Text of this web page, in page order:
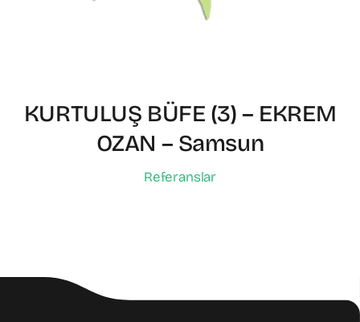
KURTULUŞ BÜFE (3) – EKREM
OZAN – Samsun
Referanslar